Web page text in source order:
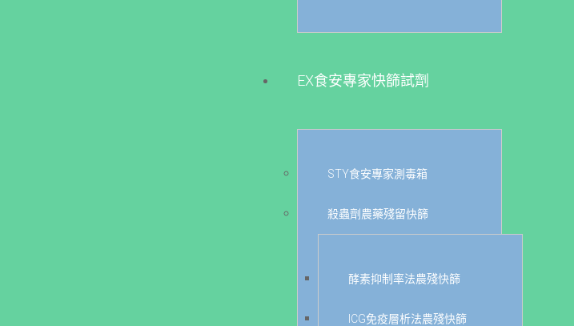
EX食安專家快篩試劑
STY食安專家測毒箱
殺蟲劑農藥殘留快篩
酵素抑制率法農殘快篩
ICG免疫層析法農殘快篩